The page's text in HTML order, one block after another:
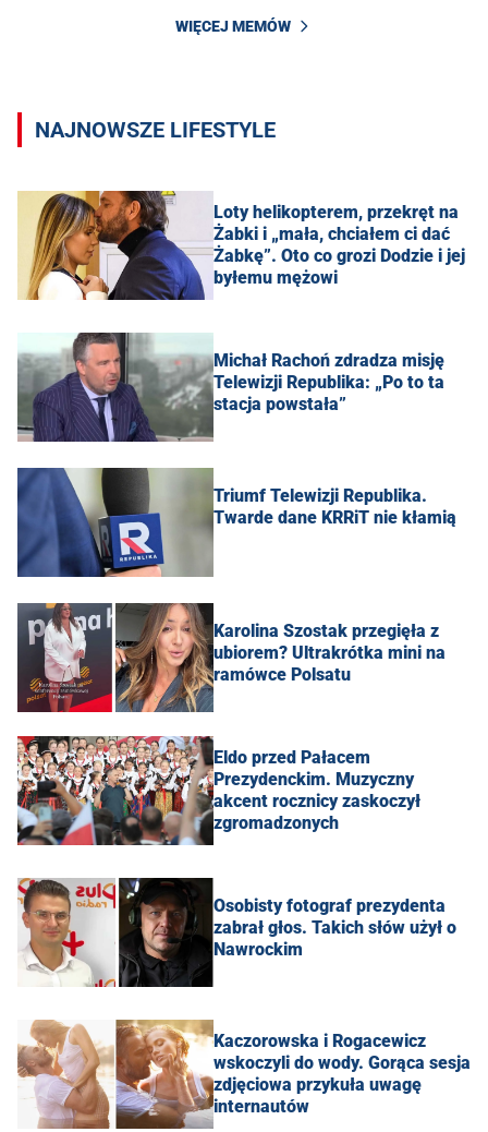
WIĘCEJ MEMÓW
NAJNOWSZE LIFESTYLE
Loty helikopterem, przekręt na
Żabki i „mała, chciałem ci dać
Żabkę”. Oto co grozi Dodzie i jej
byłemu mężowi
Michał Rachoń zdradza misję
Telewizji Republika: „Po to ta
stacja powstała”
Triumf Telewizji Republika.
Twarde dane KRRiT nie kłamią
Karolina Szostak przegięła z
ubiorem? Ultrakrótka mini na
ramówce Polsatu
Eldo przed Pałacem
Prezydenckim. Muzyczny
akcent rocznicy zaskoczył
zgromadzonych
Osobisty fotograf prezydenta
zabrał głos. Takich słów użył o
Nawrockim
Kaczorowska i Rogacewicz
wskoczyli do wody. Gorąca sesja
zdjęciowa przykuła uwagę
internautów